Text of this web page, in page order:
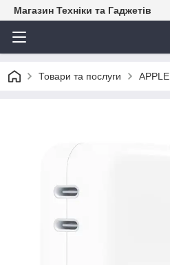
Магазин Техніки та Гаджетів
Товари та послуги APPLE